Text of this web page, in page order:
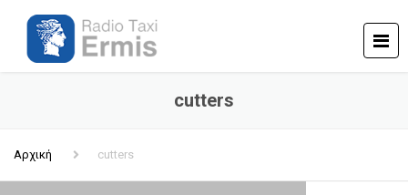
cutters
Αρχική cutters